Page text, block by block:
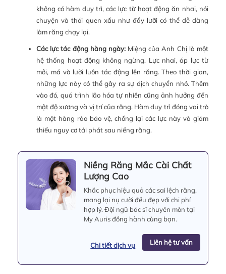
không có hàm duy trì, các lực từ hoạt động ăn nhai, nói
chuyện và thói quen xấu như đẩy lưỡi có thể dễ dàng
làm răng chạy lại.
Các lực tác động hàng ngày:Miệng của Anh Chị là một
hệ thống hoạt động không ngừng. Lực nhai, áp lực từ
môi, má và lưỡi luôn tác động lên răng. Theo thời gian,
những lực này có thể gây ra sự dịch chuyển nhỏ. Thêm
vào đó, quá trình lão hóa tự nhiên cũng ảnh hưởng đến
mật độ xương và vị trí của răng. Hàm duy trì đóng vai trò
là một hàng rào bảo vệ, chống lại các lực này và giảm
thiểu nguy cơ tái phát sau niềng răng.
Niềng Răng Mắc Cài Chất
Lượng Cao
Khắc phục hiệu quả các sai lệch răng,
mang lại nụ cười đều đẹp với chi phí
hợp lý. Đội ngũ bác sĩ chuyên môn tại
My Auris đồng hành cùng bạn.
Chi tiết dịch vụ Liên hệ tư vấn